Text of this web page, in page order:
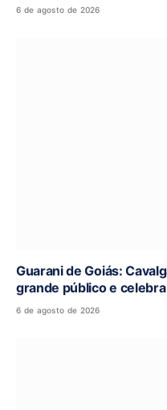
6 de agosto de 2026
Guarani de Goiás:
grande público e
6 de agosto de 2026